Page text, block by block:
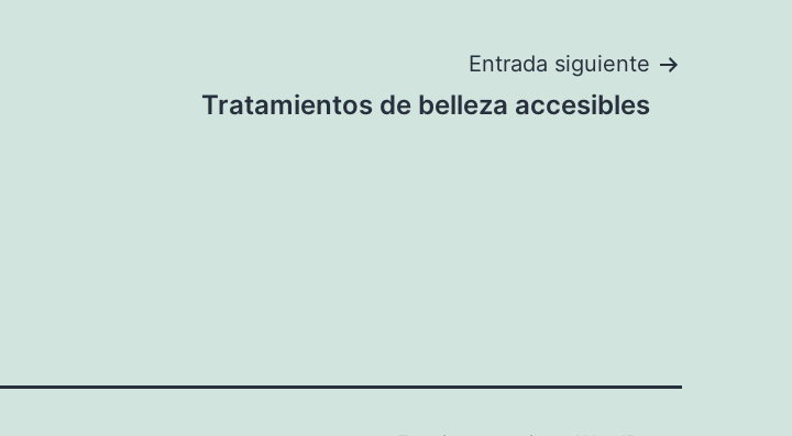
Entrada siguiente
Tratamientos de belleza accesibles